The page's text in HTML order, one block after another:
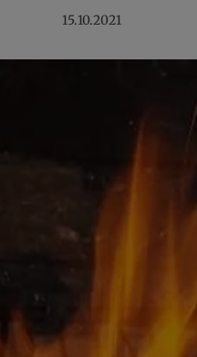
15.10.2021